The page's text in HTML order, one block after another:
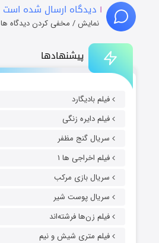
پیشنهادها
فیلم بادیگارد
فیلم دایره زنگی
سریال گنج مظفر
فیلم اخراجی ها ۱
سریال بازی مرکب
سریال پوست شیر
فیلم زن‌ها فرشته‌اند
فیلم متری شیش و نیم
۱ دیدگاه ارسال شده است
نمایش / مخفی کردن دیدگاه ها